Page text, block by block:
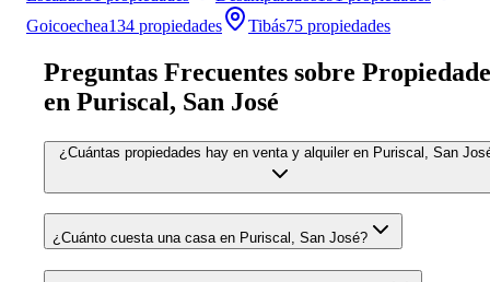
Goicoechea134 propiedades Tibás75 propiedades
Preguntas Frecuentes sobre
en Puriscal, San José
¿Cuántas propiedades hay en venta y alquiler en Puriscal, San
¿Cuánto cuesta una casa en Puriscal, San José?